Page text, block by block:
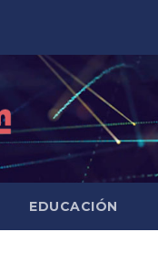
EDUCACIÓN